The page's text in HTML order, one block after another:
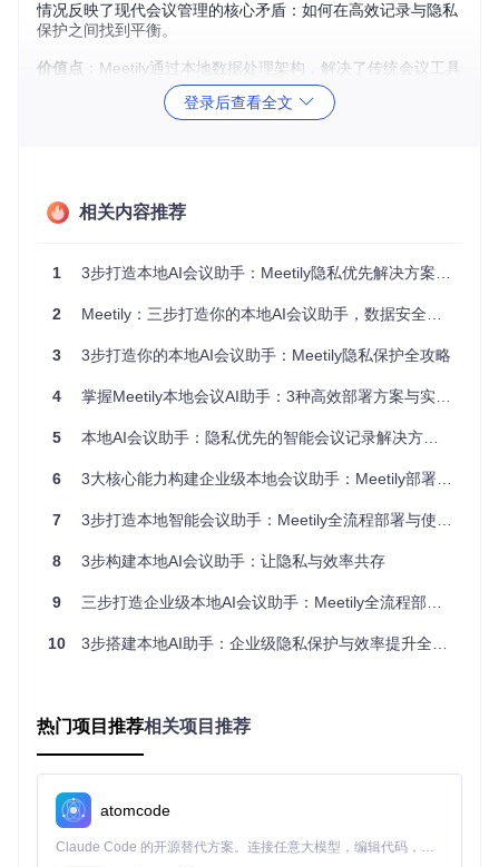
情况反映了现代会议管理的核心矛盾：如何在高效记录与隐私
保护之间找到平衡。
价值点 ：Meetily通过本地数据处理架构，解决了传统会议工具
信息整理繁琐：自动生成结构化总结，减少80%的会后整理
传统工具与Meetily对比：
Meetily本
存储
转录
不支持
支持（需联
网）
支持（完全
离线）
隐私
中等（音频文件
低（数据上传
高（零数据
智能
支持（依赖云
API）
支持（本地
模型）
结构
一次性购买 订阅制 免费开源
💡实用技巧：对于涉及商业机密的会议，建议在会议开始前通
二、核心方案：本地AI处理架构解析
场景引入：当你启动Meetily进行会议记录时，从按下录音按钮
到看到实时转录文本，背后是一套完整的本地AI处理流水线。
理解这套架构有助于更好地配置和优化你的会议助手。
：Meetily的"用户-数据-模型"三层架构确保了高效与安
全的平衡：
登录后查看全文
相关内容推荐
1 3步打造本地AI会议助手：Meetily隐私优先解决方案全解析
2 Meetily：三步打造你的本地AI会议助手，数据安全尽在掌握
3 3步打造你的本地AI会议助手：Meetily隐私保护全攻略
4 掌握Meetily本地会议AI助手：3种高效部署方案与实用技巧全解析
5 本地AI会议助手：隐私优先的智能会议记录解决方案——全流程本地化部署与应用指南
6 3大核心能力构建企业级本地会议助手：Meetily部署与应用全指南
7 3步打造本地智能会议助手：Meetily全流程部署与使用指南
8 3步构建本地AI会议助手：让隐私与效率共存
9 三步打造企业级本地AI会议助手：Meetily全流程部署与深度应用指南
10 3步搭建本地AI助手：企业级隐私保护与效率提升全指南
热门项目推荐相关项目推荐
atomcode
Claude Code 的开源替代方案。连接任意大模型，编辑代码，运行命令，自动验证 — 全自动执行。用 Rust 构建，极致性能。 ｜ An open-source alternative to Claude Code. Connect any LLM, edit code, run commands, and verify changes — autonomously. Built in Rust for speed. Get Started